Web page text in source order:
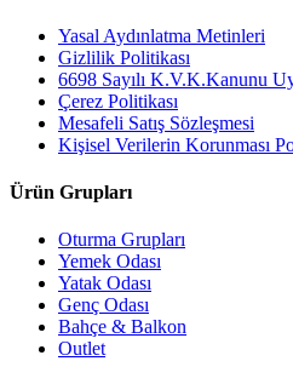
Yasal Aydınlatma Metinleri
Gizlilik Politikası
6698 Sayılı K.V.K.Kanunu
Çerez Politikası
Mesafeli Satış Sözleşmesi
Kişisel Verilerin Korunması
Ürün Grupları
Oturma Grupları
Yemek Odası
Yatak Odası
Genç Odası
Bahçe & Balkon
Outlet